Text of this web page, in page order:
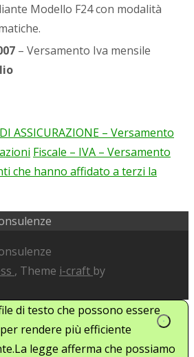
Modello F24 con modalità
– Versamento Iva mensile
ASSICURAZIONE – Versamento
Fiscale – IVA – Versamento
che hanno affidato a terzi la
, Theme i-craft by
di testo che possono essere
rendere più efficiente
legge afferma che possiamo